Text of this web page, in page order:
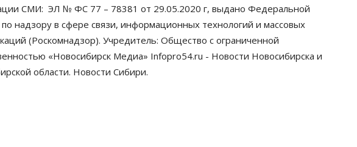
СМИ: ЭЛ № ФС 77 – 78381 от 29.05.2020 г, выдано Федеральной
надзору в сфере связи, информационных технологий и массовых
(Роскомнадзор). Учредитель: Общество с ограниченной
«Новосибирск Медиа» Infopro54.ru - Новости Новосибирска и
области. Новости Сибири.